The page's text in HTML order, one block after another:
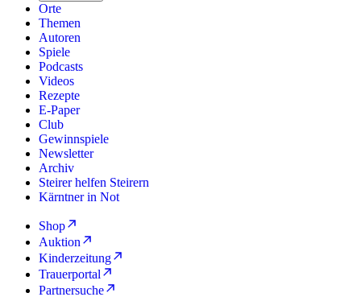
Orte
Themen
Autoren
Spiele
Podcasts
Videos
Rezepte
E-Paper
Club
Gewinnspiele
Newsletter
Archiv
Steirer helfen Steirern
Kärntner in Not
Shop
Auktion
Kinderzeitung
Trauerportal
Partnersuche